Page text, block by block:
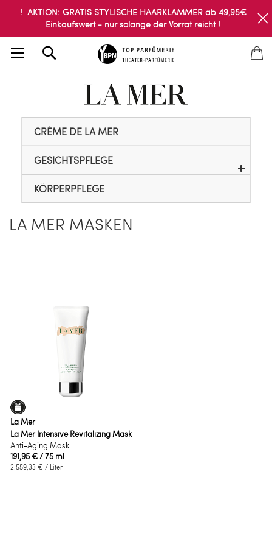
! AKTION: GRATIS STYLISCHE HAARKLAMMER ab 49,95€
Einkaufswert - nur solange der Vorrat reicht !
CRÈME DE LA MER
GESICHTSPFLEGE
KÖRPERPFLEGE
LA MER MASKEN
La Mer
La Mer Intensive Revitalizing Mask
Anti-Aging Mask
191,95 €/ 75 ml
2.559,33 € / Liter